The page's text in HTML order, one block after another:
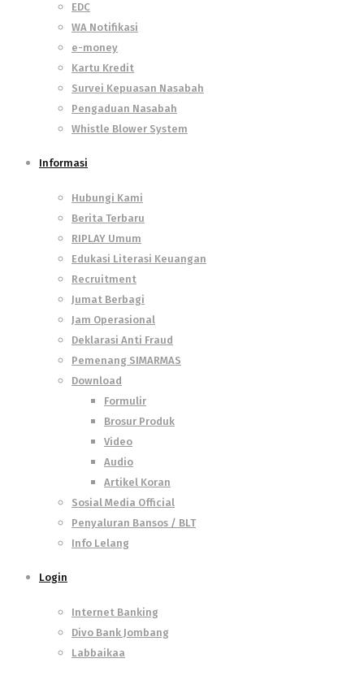
EDC
WA Notifikasi
e-money
Kartu Kredit
Survei Kepuasan Nasabah
Pengaduan Nasabah
Whistle Blower System
Informasi
Hubungi Kami
Berita Terbaru
RIPLAY Umum
Edukasi Literasi Keuangan
Recruitment
Jumat Berbagi
Jam Operasional
Deklarasi Anti Fraud
Pemenang SIMARMAS
Download
Formulir
Brosur Produk
Video
Audio
Artikel Koran
Sosial Media Official
Penyaluran Bansos / BLT
Info Lelang
Login
Internet Banking
Divo Bank Jombang
Labbaikaa